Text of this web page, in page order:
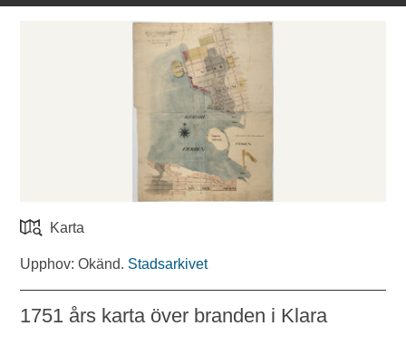
Karta
Upphov: Okänd. Stadsarkivet
1751 års karta över branden i Klara